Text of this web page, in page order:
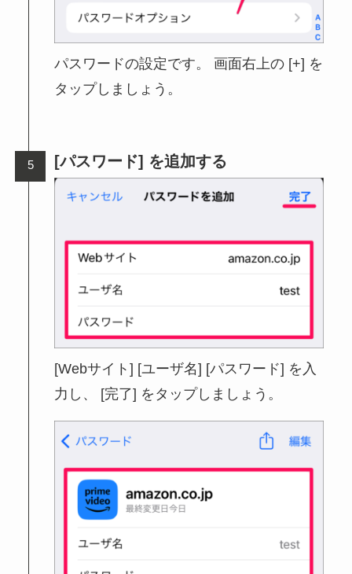
パスワードの設定です。 画面右上の [+] を
タップしましょう。
[パスワード] を追加する
[Webサイト] [ユーザ名] [パスワード] を入
力し、 [完了] をタップしましょう。